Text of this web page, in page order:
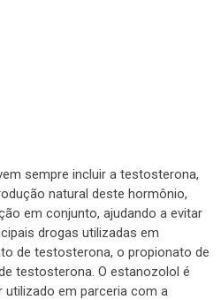
sempre incluir a testosterona,
natural deste hormônio,
em conjunto, ajudando a evitar
drogas utilizadas em
de testosterona, o propionato de
testosterona. O estanozolol é
em parceria com a